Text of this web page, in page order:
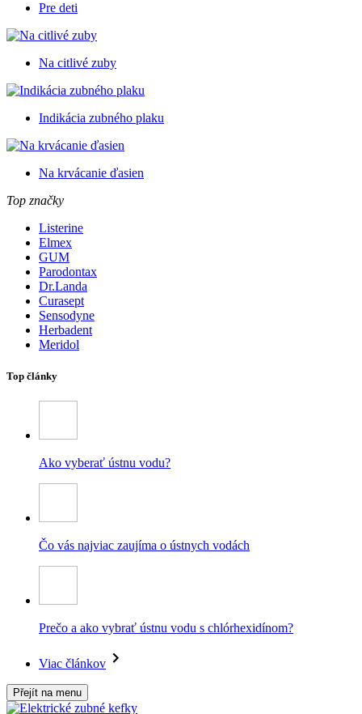
Pre deti
Na citlivé zuby
Indikácia zubného plaku
Na krvácanie ďasien
Top značky
Listerine
Elmex
GUM
Parodontax
Dr.Landa
Curasept
Sensodyne
Herbadent
Meridol
Top články
Ako vyberať ústnu vodu?
Čo vás najviac zaujíma o ústnych vodách
Prečo a ako vybrať ústnu vodu s chlórhexidínom?
Viac článkov
Přejít na menu